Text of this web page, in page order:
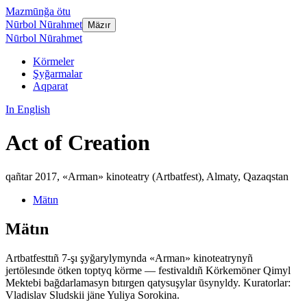
Mazmūnğa ötu
Nūrbol Nūrahmet
Mäzır
Nūrbol Nūrahmet
Körmeler
Şyğarmalar
Aqparat
In English
Act of Creation
qañtar 2017, «Arman» kinoteatry (Artbatfest), Almaty, Qazaqstan
Mätın
Mätın
Artbatfesttıñ 7-şı şyğarylymynda «Arman» kinoteatrynyñ
jertölesınde ötken toptyq körme — festivaldıñ Körkemöner Qimyl
Mektebi bağdarlamasyn bıtırgen qatysuşylar ūsynyldy. Kuratorlar:
Vladislav Sludskii jäne Yuliya Sorokina.